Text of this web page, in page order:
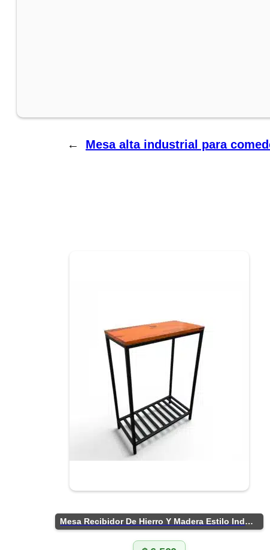
← Mesa alta industrial para
Mesa Recibidor De Hierro Y Madera Estilo Industrial